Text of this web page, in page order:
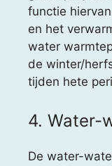
functie
en het
water
de winter/
tijden hete
4. Water-
De water-